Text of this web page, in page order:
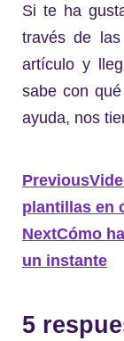
Si te ha
través de las
artículo y
sabe con
ayuda, nos
Previous
plantillas en
NextCómo
un instante
5